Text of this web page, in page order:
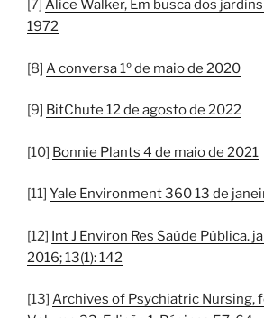
[7] Alice Walker, Em busca dos
1972
[8] A conversa 1º de maio de 2020
[9] BitChute 12 de agosto de 2022
[10] Bonnie Plants 4 de maio de 2021
[11] Yale Environment 360 13 de
[12] Int J Environ Res Saúde Pública.
2016; 13(1): 142
[13] Archives of Psychiatric Nursing,